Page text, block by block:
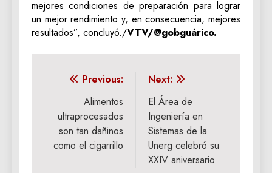
mejores condiciones de preparación para lograr
un mejor rendimiento y, en consecuencia, mejores
resultados”, concluyó./VTV/@gobguárico.
Navegación
entradas
Previous:
Alimentos
ultraprocesados
son tan dañinos
como el cigarrillo
Next:
El Área de
Ingeniería en
Sistemas de la
Unerg celebró su
XXIV aniversario